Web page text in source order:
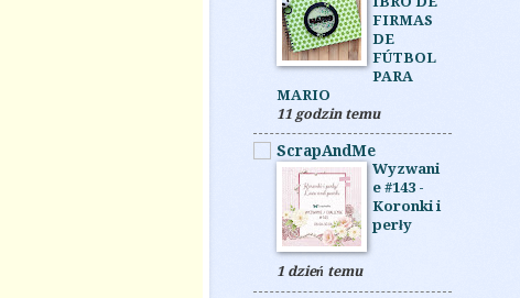
FIRMAS
DE
FÚTBOL
PARA
MARIO
11 godzin temu
ScrapAndMe
Wyzwani
e #143 -
Koronki i
perły
1 dzień temu